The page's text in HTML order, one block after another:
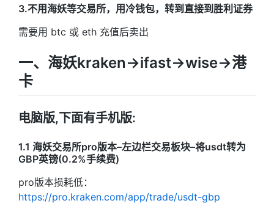
3.不用海妖等交易所，用冷钱包，转到直接到胜利证券
需要用 btc 或 eth 充值后卖出
一、海妖kraken->ifast->wise->港
卡
电脑版,下面有手机版:
1.1 海妖交易所pro版本–左边栏交易板块–将usdt转为
GBP英镑(0.2%手续费)
pro版本损耗低：
https://pro.kraken.com/app/trade/usdt-gbp